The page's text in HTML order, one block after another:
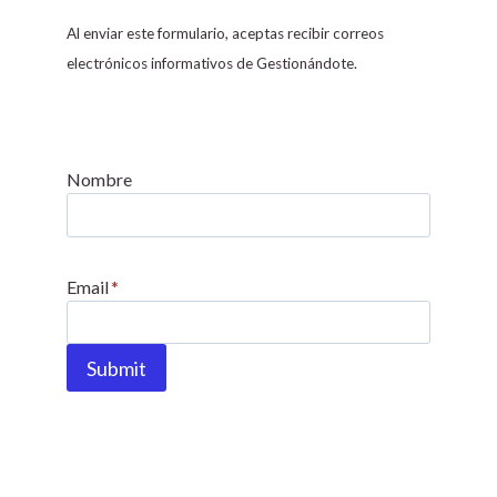
s
t
C
n
a
U
Al enviar este formulario, aceptas recibir correos
electrónicos informativos de Gestionándote.
Nombre
Email*
Submit